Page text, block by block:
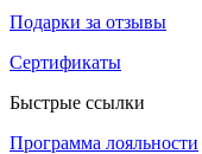
Подарки за отзывы
Сертификаты
Быстрые ссылки
Программа лояльности